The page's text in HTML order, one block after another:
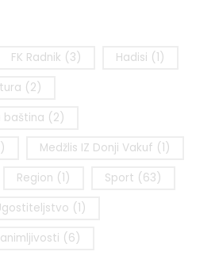
FK Radnik (3) Hadisi (1)
(2)
baština (2)
Medžlis IZ Donji Vakuf (1)
Region (1) Sport (63)
(1)
(6)